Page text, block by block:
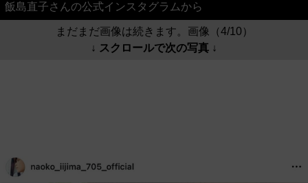
飯島直子さんの公式インスタグラムから
まだまだ画像は続きます。画像（4/10）
↓ スクロールで次の写真 ↓